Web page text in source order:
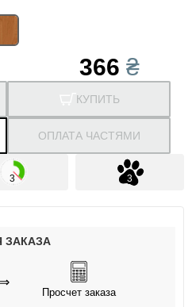
366 ₴
КУПИТЬ
ОПЛАТА ЧАСТЯМИ
ЗАКАЗА
⇒
Просчет заказа